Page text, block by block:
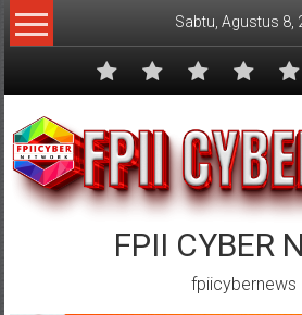
Lompat
ke
Sabtu, Agustus 8,
FPII CYBER
fpiicybernews